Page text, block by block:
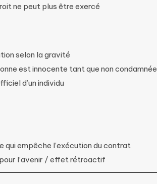
ne peut plus être exercé
selon la gravité
est innocente tant que non condamnée
d’un individu
qui empêche l’exécution du contrat
l’avenir / effet rétroactif